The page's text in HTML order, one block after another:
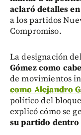
aclaró detalles
a los partidos
Compromiso.
La designación
Gómez como
de movimientos
como Alejandro
político del
explicó cómo se
su partido